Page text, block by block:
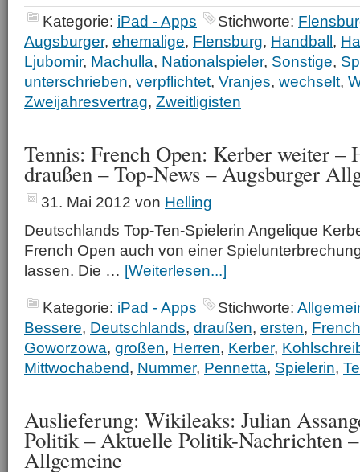
Kategorie: iPad - Apps Stichworte:
Augsburger, ehemalige, Flensburg, Handball,
Ljubomir, Machulla, Nationalspieler, Sonstige,
unterschrieben, verpflichtet, Vranjes, wechselt,
Zweijahresvertrag, Zweitligisten
Tennis: French Open: Kerber weiter –
draußen – Top-News – Augsburger
31. Mai 2012 von Helling
Deutschlands Top-Ten-Spielerin Angelique
French Open auch von einer
lassen. Die … [Weiterlesen...]
Kategorie: iPad - Apps Stichworte:
Bessere, Deutschlands, draußen, ersten, French
Goworzowa, großen, Herren, Kerber,
Mittwochabend, Nummer, Pennetta, Spielerin,
Auslieferung: Wikileaks: Julian
Politik – Aktuelle Politik-Nachrichten
Allgemeine